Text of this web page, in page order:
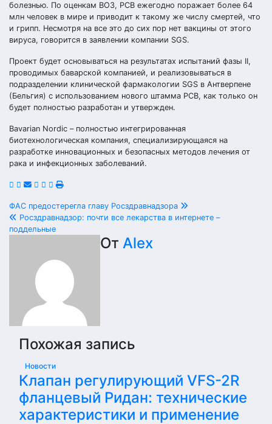
болезнью. По оценкам ВОЗ, РСВ ежегодно поражает более 64
млн человек в мире и приводит к такому же числу смертей, что
и грипп. Несмотря на все это до сих пор нет вакцины от этого
вируса, говорится в заявлении компании SGS.
Проект будет основываться на результатах испытаний фазы II,
проводимых баварской компанией, и реализовываться в
подразделении клинической фармакологии SGS в Антверпене
(Бельгия) с использованием нового штамма РСВ, как только он
будет полностью разработан и утвержден.
Bavarian Nordic – полностью интегрированная
биотехнологическая компания, специализирующаяся на
разработке инновационных и безопасных методов лечения от
рака и инфекционных заболеваний.
Навигация
по
записям
ФАС предостерегла главу Росздравнадзора
Росздравнадзор: почти все лекарства в интернете –
поддельные
От Alex
Похожая запись
Новости
Клапан регулирующий VFS-2R
фланцевый Ридан: технические
характеристики и применение